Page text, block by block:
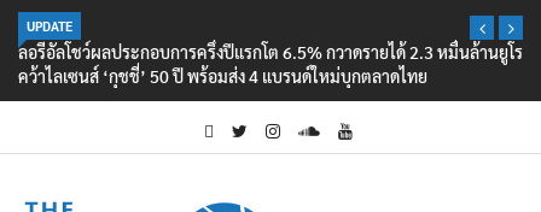
UPDATE
ลอรีอัลโชว์ผลประกอบการครึ่งปีแรกโต 6.5% กวาดรายได้ 2.3 หมื่นล้านยูโร
คว้าไลเซนส์ ‘กุชชี่’ 50 ปี พร้อมส่ง 4 แบรนด์ใหม่บุกตลาดไทย